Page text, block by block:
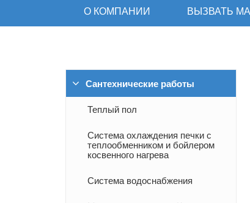
О КОМПАНИИ ВЫЗВАТЬ
Сантехнические работы
Теплый пол
Система охлаждения печки с
теплообменником и бойлером
косвенного нагрева
Система водоснабжения